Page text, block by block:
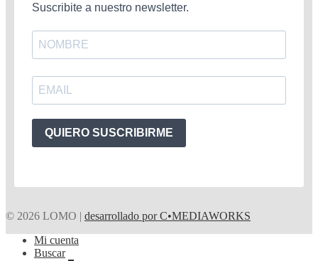
Suscribite a nuestro newsletter.
QUIERO SUSCRIBIRME
© 2026 LOMO | desarrollado por C•MEDIAWORKS
Mi cuenta
Buscar